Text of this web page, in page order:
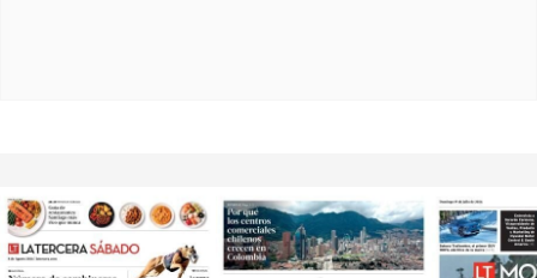
Opens in new window Opens in